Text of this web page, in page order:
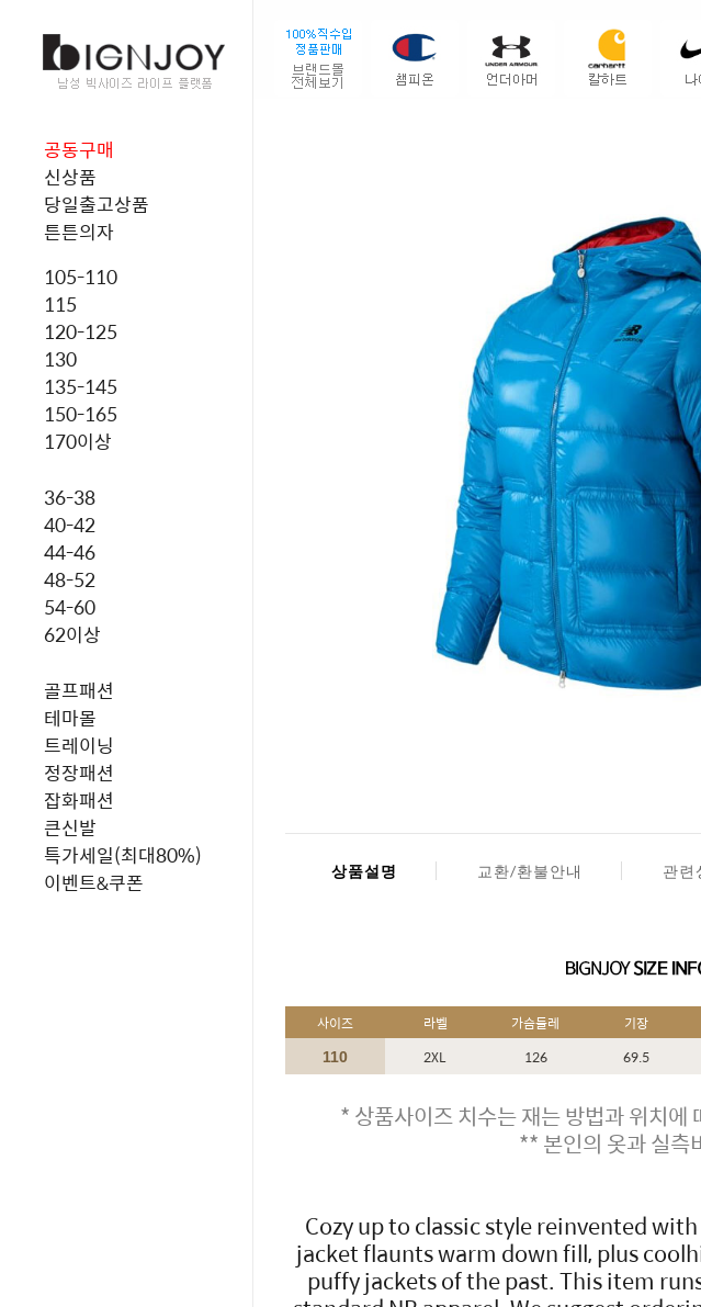
공동구매
신상품
당일출고상품
튼튼의자
105-110
115
120-125
130
135-145
150-165
170이상
36-38
40-42
44-46
48-52
54-60
62이상
골프패션
테마몰
트레이닝
정장패션
잡화패션
큰신발
특가세일(최대80%)
이벤트&쿠폰
상품설명 교환/환불안내 관련
사이즈 라벨 가슴둘레 기장
110 2XL 126 69.5
* 상품사이즈 치수는 재는 방법과 위치
** 본인의 옷과 실측
Cozy up to classic style reinvented
jacket flaunts warm down fill, plus
puffy jackets of the past. This item